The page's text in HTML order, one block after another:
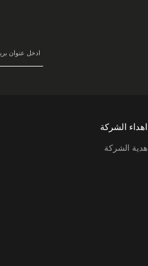
اهداء الشركة
هدية الشركة